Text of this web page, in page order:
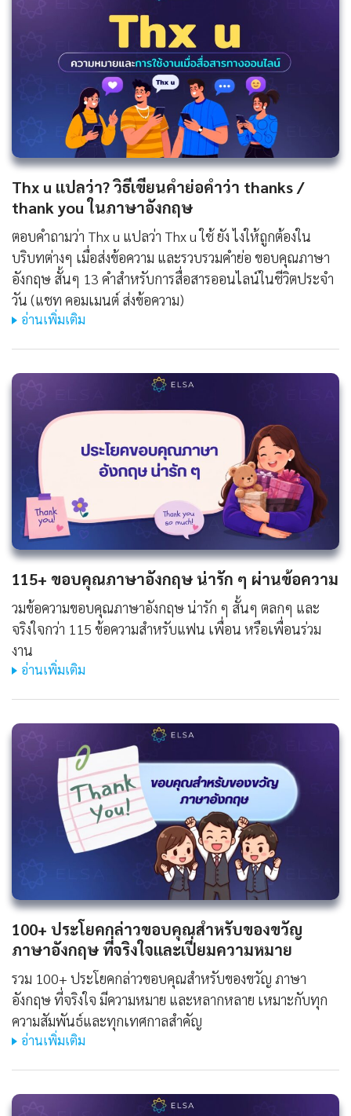
Thx u แปลว่า? วิธีเขียนคำย่อคำว่า thanks /
thank you ในภาษาอังกฤษ
ตอบคำถามว่า Thx u แปลว่า Thx u ใช้ ยัง ไงให้ถูกต้องใน
บริบทต่างๆ เมื่อส่งข้อความ และรวบรวมคำย่อ ขอบคุณภาษา
อังกฤษ สั้นๆ 13 คำสำหรับการสื่อสารออนไลน์ในชีวิตประจำ
วัน (แชท คอมเมนต์ ส่งข้อความ)
อ่านเพิ่มเติม
115+ ขอบคุณภาษาอังกฤษ น่ารัก ๆ ผ่านข้อความ
วมข้อความขอบคุณภาษาอังกฤษ น่ารัก ๆ สั้นๆ ตลกๆ และ
จริงใจกว่า 115 ข้อความสำหรับแฟน เพื่อน หรือเพื่อนร่วม
งาน
อ่านเพิ่มเติม
100+ ประโยคกล่าวขอบคุณสำหรับของขวัญ
ภาษาอังกฤษ ที่จริงใจและเปี่ยมความหมาย
รวม 100+ ประโยคกล่าวขอบคุณสำหรับของขวัญ ภาษา
อังกฤษ ที่จริงใจ มีความหมาย และหลากหลาย เหมาะกับทุก
ความสัมพันธ์และทุกเทศกาลสำคัญ
อ่านเพิ่มเติม